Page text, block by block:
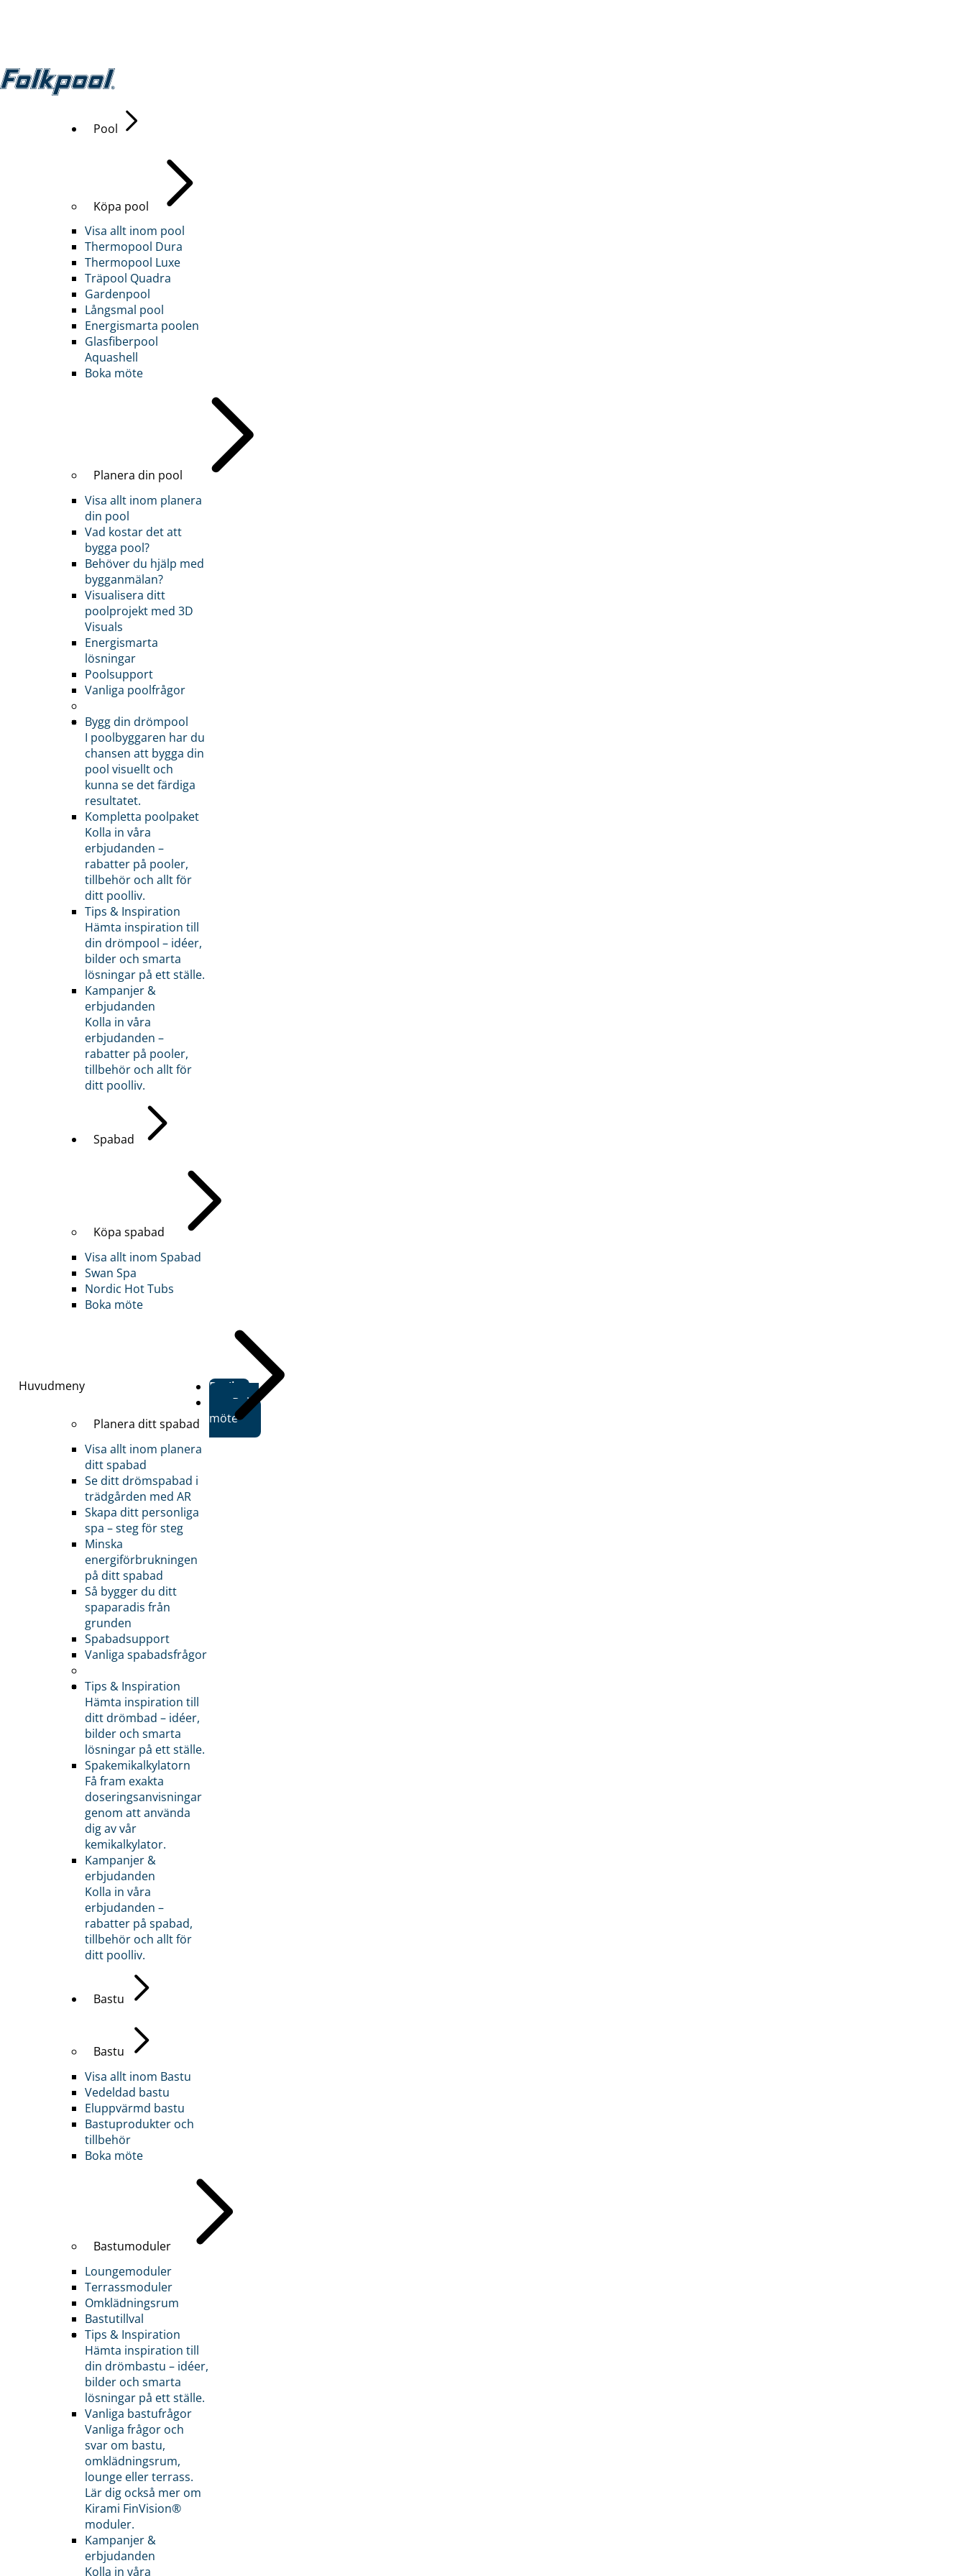
Huvudmeny
Pool
Köpa pool
Visa allt inom pool
Thermopool Dura
Thermopool Luxe
Träpool Quadra
Gardenpool
Långsmal pool
Energismarta poolen
Glasfiberpool
Aquashell
Boka möte
Planera din pool
Visa allt inom planera
din pool
Vad kostar det att
bygga pool?
Behöver du hjälp med
bygganmälan?
Visualisera ditt
poolprojekt med 3D
Visuals
Energismarta
lösningar
Poolsupport
Vanliga poolfrågor
Bygg din drömpool
I poolbyggaren har du
chansen att bygga din
pool visuellt och
kunna se det färdiga
resultatet.
Kompletta poolpaket
Kolla in våra
erbjudanden –
rabatter på pooler,
tillbehör och allt för
ditt poolliv.
Tips & Inspiration
Hämta inspiration till
din drömpool – idéer,
bilder och smarta
lösningar på ett ställe.
Kampanjer &
erbjudanden
Kolla in våra
erbjudanden –
rabatter på pooler,
tillbehör och allt för
ditt poolliv.
Spabad
Köpa spabad
Visa allt inom Spabad
Swan Spa
Nordic Hot Tubs
Boka möte
Planera ditt spabad
Visa allt inom planera
ditt spabad
Se ditt drömspabad i
trädgården med AR
Skapa ditt personliga
spa – steg för steg
Minska
energiförbrukningen
på ditt spabad
Så bygger du ditt
spaparadis från
grunden
Spabadsupport
Vanliga spabadsfrågor
Tips & Inspiration
Hämta inspiration till
ditt drömbad – idéer,
bilder och smarta
lösningar på ett ställe.
Spakemikalkylatorn
Få fram exakta
doseringsanvisningar
genom att använda
dig av vår
kemikalkylator.
Kampanjer &
erbjudanden
Kolla in våra
erbjudanden –
rabatter på spabad,
tillbehör och allt för
ditt poolliv.
Bastu
Bastu
Visa allt inom Bastu
Vedeldad bastu
Eluppvärmd bastu
Bastuprodukter och
tillbehör
Boka möte
Bastumoduler
Loungemoduler
Terrassmoduler
Omklädningsrum
Bastutillval
Tips & Inspiration
Hämta inspiration till
din drömbastu – idéer,
bilder och smarta
lösningar på ett ställe.
Vanliga bastufrågor
Vanliga frågor och
svar om bastu,
omklädningsrum,
lounge eller terrass.
Lär dig också mer om
Kirami FinVision®
moduler.
Kampanjer &
erbjudanden
Kolla in våra
Butiker
Boka
möte